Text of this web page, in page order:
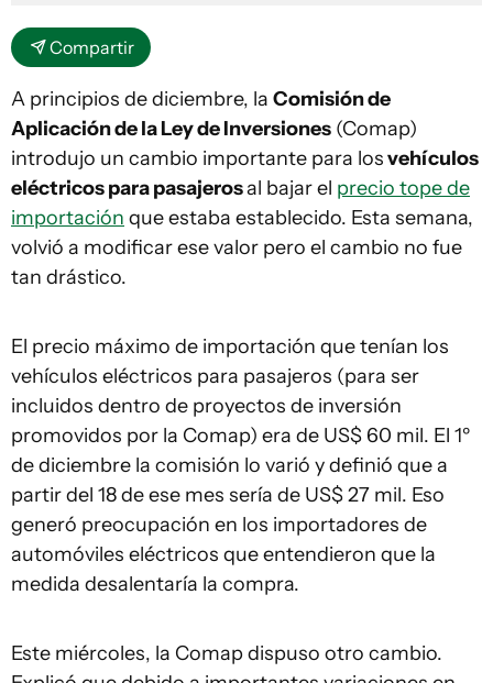
Compartir
A principios de diciembre, la Comisión de
Aplicación de la Ley de Inversiones (Comap)
introdujo un cambio importante para losvehículos
eléctricos para pasajerosal bajar el precio tope de
importación que estaba establecido. Esta semana,
volvió a modificar ese valor pero el cambio no fue
tan drástico.
El precio máximo de importación que tenían los
vehículos eléctricos para pasajeros (para ser
incluidos dentro de proyectos de inversión
promovidos por la Comap) era de US$ 60 mil. El 1º
de diciembre la comisión lo varió y definió que a
partir del 18 de ese mes sería de US$ 27 mil. Eso
generó preocupación en los importadores de
automóviles eléctricos que entendieron que la
medida desalentaría la compra.
Este miércoles, la Comap dispuso otro cambio.